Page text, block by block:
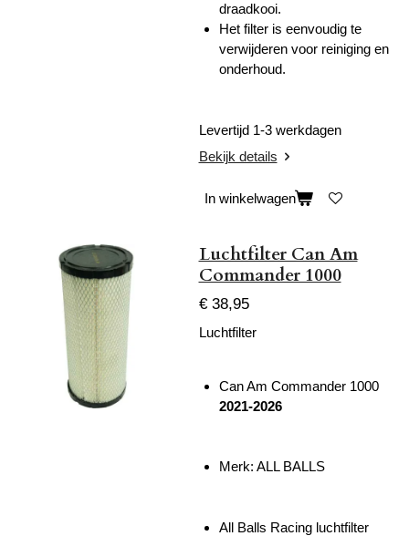
draadkooi.
Het filter is eenvoudig te
verwijderen voor reiniging en
onderhoud.
Levertijd 1-3 werkdagen
Bekijk details
In winkelwagen
Luchtfilter Can Am
Commander 1000
€ 38,95
Luchtfilter
Can Am Commander 1000
2021-2026
Merk: ALL BALLS
All Balls Racing luchtfilter